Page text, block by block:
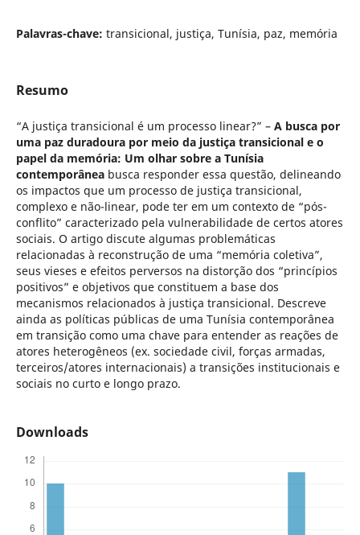
Palavras-chave: transicional, justiça, Tunísia, paz, memória
Resumo
“A justiça transicional é um processo linear?” – A busca por
uma paz duradoura por meio da justiça transicional e o
papel da memória: Um olhar sobre a Tunísia
contemporâneabusca responder essa questão, delineando
os impactos que um processo de justiça transicional,
complexo e não-linear, pode ter em um contexto de “pós-
conflito” caracterizado pela vulnerabilidade de certos atores
sociais. O artigo discute algumas problemáticas
relacionadas à reconstrução de uma “memória coletiva”,
seus vieses e efeitos perversos na distorção dos “princípios
positivos” e objetivos que constituem a base dos
mecanismos relacionados à justiça transicional. Descreve
ainda as políticas públicas de uma Tunísia contemporânea
em transição como uma chave para entender as reações de
atores heterogêneos (ex. sociedade civil, forças armadas,
terceiros/atores internacionais) a transições institucionais e
sociais no curto e longo prazo.
Downloads